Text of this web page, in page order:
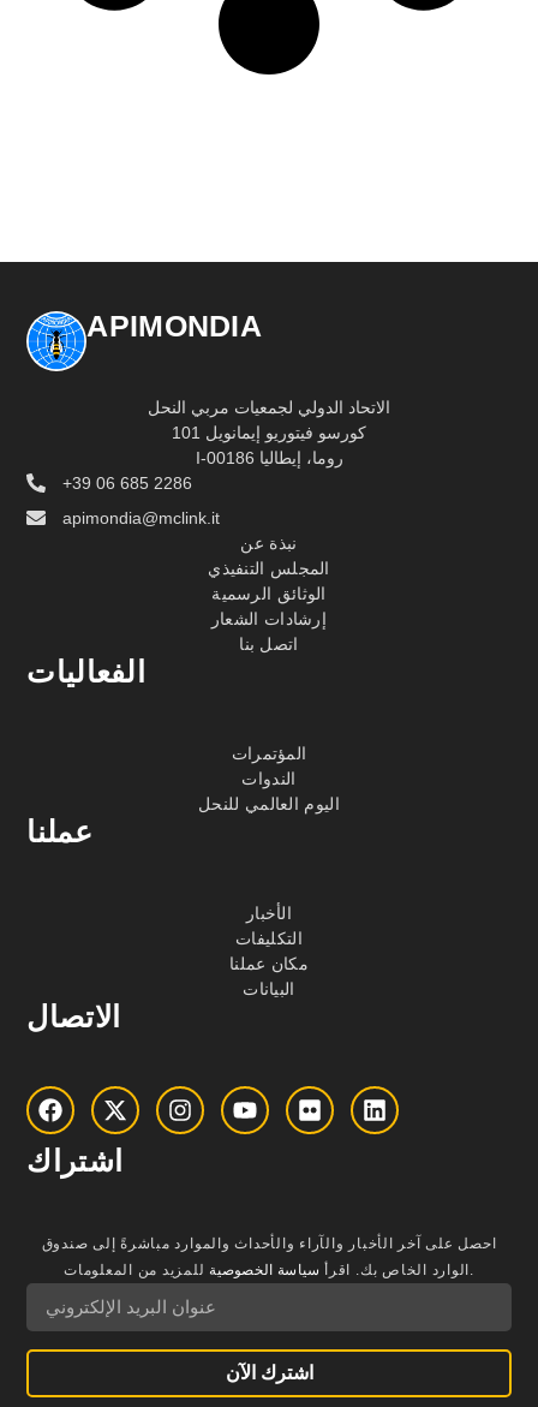
APIMONDIA
الاتحاد الدولي لجمعيات مربي النحل
كورسو فيتوريو إيمانويل 101
I-00186 روما، إيطاليا
+39 06 685 2286
apimondia@mclink.it
نبذة عن
المجلس التنفيذي
الوثائق الرسمية
إرشادات الشعار
اتصل بنا
الفعاليات
المؤتمرات
الندوات
اليوم العالمي للنحل
عملنا
الأخبار
التكليفات
مكان عملنا
البيانات
الاتصال
اشتراك
احصل على آخر الأخبار والآراء والأحداث والموارد مباشرةً إلى صندوق
الوارد الخاص بك. اقرأ سياسة الخصوصية
اشترك الآن